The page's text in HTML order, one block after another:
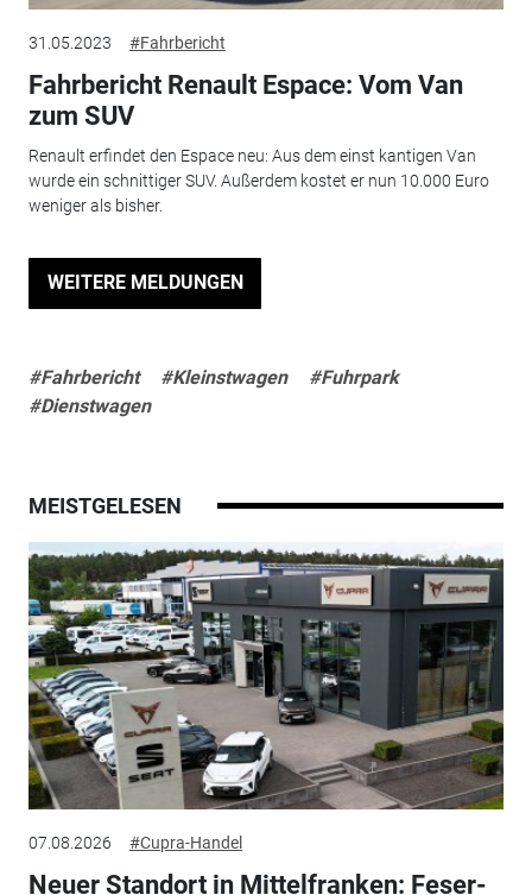
31.05.2023 #Fahrbericht
Fahrbericht Renault Espace: Vom Van
zum SUV
Renault erfindet den Espace neu: Aus dem einst kantigen Van
wurde ein schnittiger SUV. Außerdem kostet er nun 10.000 Euro
weniger als bisher.
WEITERE MELDUNGEN
#Fahrbericht #Kleinstwagen
#Fuhrpark
#Dienstwagen
MEISTGELESEN
07.08.2026 #Cupra-Handel
Neuer Standort in Mittelfranken: Feser-